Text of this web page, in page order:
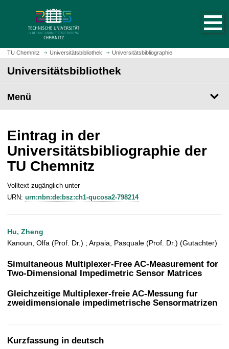
z
m
t
e
i
t
u
f
r
u
e
n
TU Chemnitz Universitätsbibliothek Universitätsbibliographie
Universitätsbibliothek
Menü
Eintrag in der
Universitätsbibliographie der
TU Chemnitz
Volltext zugänglich unter
URN: urn:nbn:de:bsz:ch1-qucosa2-798214
Hu, Zheng
Kanoun, Olfa (Prof. Dr.) ; Arpaia, Pasquale (Prof. Dr.) (Gutachter)
Simultaneous Multiplexer-Free AC-Measurement for
Two-Dimensional Impedimetric Sensor Matrices
Gleichzeitige Multiplexer-freie AC-Messung fur
zweidimensionale impedimetrische Sensormatrizen
Kurzfassung in deutsch